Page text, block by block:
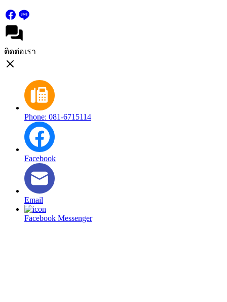
ติดต่อเรา
Phone: 081-6715114
Facebook
Email
Facebook Messenger